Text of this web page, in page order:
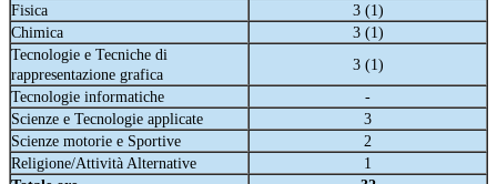
Fisica
3 (1)
Chimica
3 (1)
Tecnologie e Tecniche di
rappresentazione grafica
3 (1)
Tecnologie informatiche
-
Scienze e Tecnologie applicate
3
Scienze motorie e Sportive
2
Religione/Attività Alternative
1